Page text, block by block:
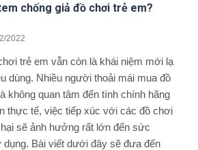
chống giả đồ chơi trẻ em?
2022
trẻ em vẫn còn là khái niệm mới lạ
dùng. Nhiều người thoải mái mua đồ
không quan tâm đến tính chính hãng
thực tế, việc tiếp xúc với các đồ chơi
sẽ ảnh hưởng rất lớn đến sức
Bài viết dưới đây sẽ đưa đến